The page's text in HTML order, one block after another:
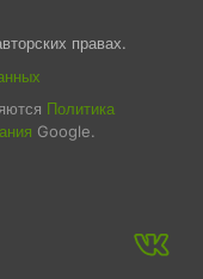
правах.
Политика
Google.